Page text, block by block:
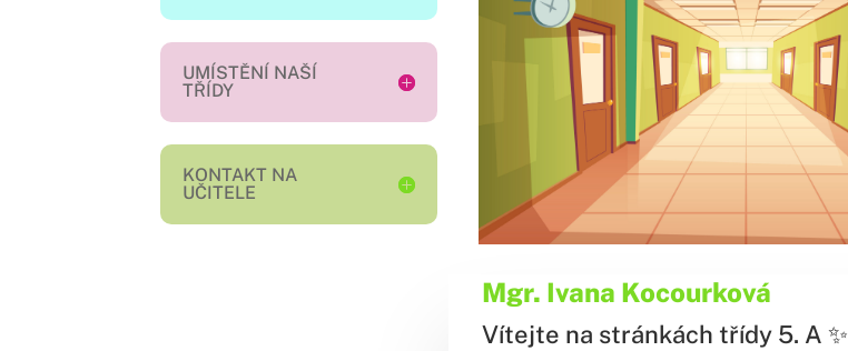
UMÍSTĚNÍ NAŠÍ
TŘÍDY
KONTAKT NA
UČITELE
Mgr. Ivana Kocourková
Vítejte na stránkách třídy 5. A✨